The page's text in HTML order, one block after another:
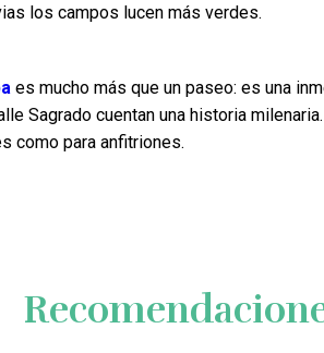
los campos lucen más verdes.
es mucho más que un paseo: es una
Sagrado cuentan una historia
como para anfitriones.